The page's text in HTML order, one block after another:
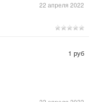
22 апреля 2022
1 руб